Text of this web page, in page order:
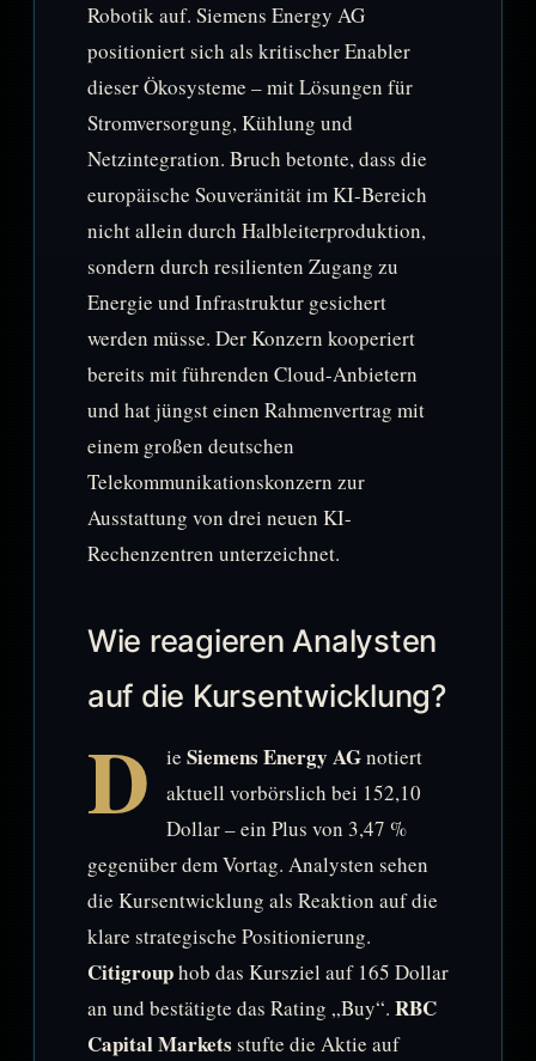
Robotik auf. Siemens Energy AG
positioniert sich als kritischer Enabler
dieser Ökosysteme – mit Lösungen für
Stromversorgung, Kühlung und
Netzintegration. Bruch betonte, dass die
europäische Souveränität im KI-Bereich
nicht allein durch Halbleiterproduktion,
sondern durch resilienten Zugang zu
Energie und Infrastruktur gesichert
werden müsse. Der Konzern kooperiert
bereits mit führenden Cloud-Anbietern
und hat jüngst einen Rahmenvertrag mit
einem großen deutschen
Telekommunikationskonzern zur
Ausstattung von drei neuen KI-
Rechenzentren unterzeichnet.
Wie reagieren Analysten
auf die Kursentwicklung?
D ie Siemens Energy AGnotiert
aktuell vorbörslich bei 152,10
Dollar – ein Plus von 3,47 %
gegenüber dem Vortag. Analysten sehen
die Kursentwicklung als Reaktion auf die
klare strategische Positionierung.
Citigrouphob das Kursziel auf 165 Dollar
an und bestätigte das Rating „Buy“. RBC
Capital Markets stufte die Aktie auf